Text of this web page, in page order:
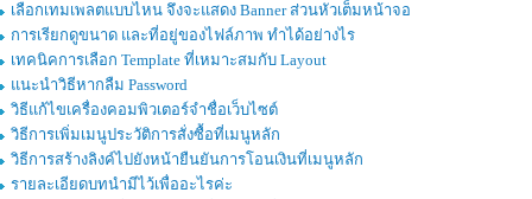
เลือกเทมเพลตแบบไหน จึงจะแสดง Banner ส่วนหัวเต็มหน้าจอ
การเรียกดูขนาด และที่อยู่ของไฟล์ภาพ ทำได้อย่างไร
เทคนิคการเลือก Template ที่เหมาะสมกับ Layout
แนะนำวิธีหากลืม Password
วิธีแก้ไขเครื่องคอมพิวเตอร์จำชื่อเว็บไซต์
วิธีการเพิ่มเมนูประวัติการสั่งซื้อที่เมนูหลัก
วิธีการสร้างลิงค์ไปยังหน้ายืนยันการโอนเงินที่เมนูหลัก
รายละเอียดบทนำมีไว้เพื่ออะไรค่ะ